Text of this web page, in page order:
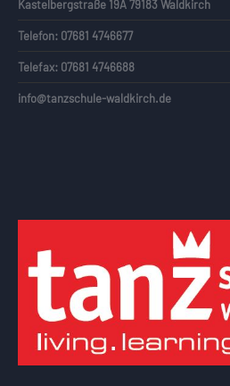
Kastelbergstraße 19A 79183 Waldkirch
Telefon: 07681 4746677
Telefax: 07681 4746688
info@tanzschule-waldkirch.de